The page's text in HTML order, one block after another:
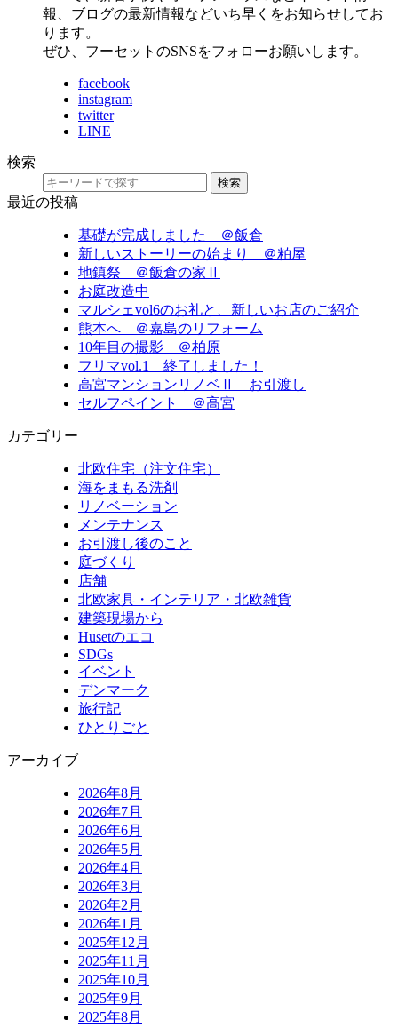
報、ブログの最新情報などいち早くをお知らせしてお
ります。
ぜひ、フーセットのSNSをフォローお願いします。
facebook
instagram
twitter
LINE
検索
検索
最近の投稿
基礎が完成しました ＠飯倉
新しいストーリーの始まり ＠粕屋
地鎮祭 ＠飯倉の家Ⅱ
お庭改造中
マルシェvol6のお礼と、新しいお店のご紹介
熊本へ ＠嘉島のリフォーム
10年目の撮影 ＠柏原
フリマvol.1 終了しました！
高宮マンションリノベⅡ お引渡し
セルフペイント ＠高宮
カテゴリー
北欧住宅（注文住宅）
海をまもる洗剤
リノベーション
メンテナンス
お引渡し後のこと
庭づくり
店舗
北欧家具・インテリア・北欧雑貨
建築現場から
Husetのエコ
SDGs
イベント
デンマーク
旅行記
ひとりごと
アーカイブ
2026年8月
2026年7月
2026年6月
2026年5月
2026年4月
2026年3月
2026年2月
2026年1月
2025年12月
2025年11月
2025年10月
2025年9月
2025年8月